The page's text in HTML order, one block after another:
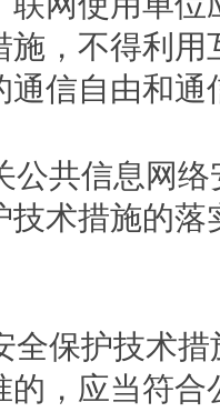
施，不得利
通信自由和通
公共信息网
技术措施的落
全保护技术
的，应当符合